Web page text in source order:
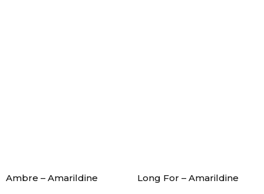
Ambre – Amarildine Long For – Amarildine